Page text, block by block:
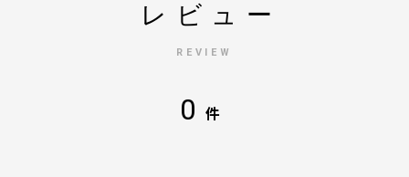
レビュー
REVIEW
0 件